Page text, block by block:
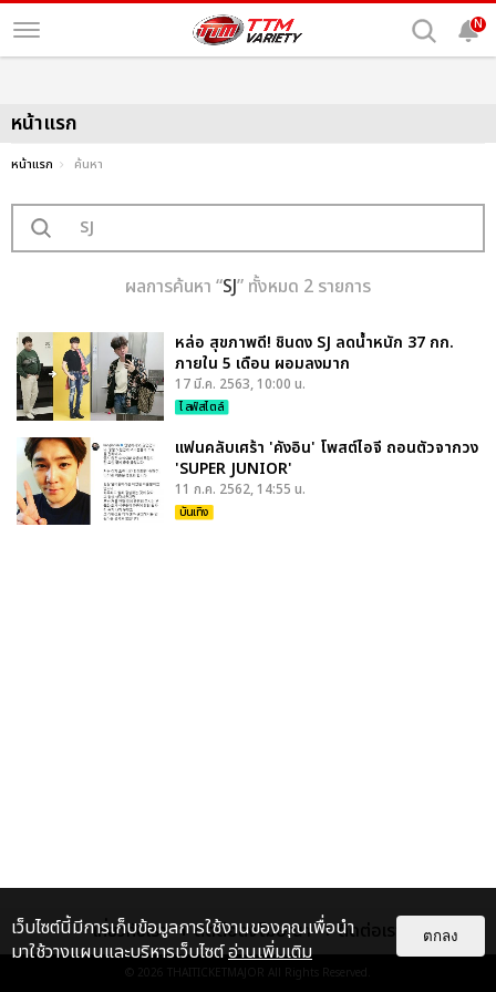
N
หน้าแรก
หน้าแรก ค้นหา
ผลการค้นหา “SJ” ทั้งหมด 2 รายการ
หล่อ สุขภาพดี! ชินดง SJ ลดน้ำหนัก 37 กก.
ภายใน 5 เดือน ผอมลงมาก
17 มี.ค. 2563, 10:00 น.
ไลฟ์สไตล์
แฟนคลับเศร้า 'คังอิน' โพสต์ไอจี ถอนตัวจากวง
'SUPER JUNIOR'
11 ก.ค. 2562, 14:55 น.
บันเทิง
เกี่ยวกับเรา ติดต่อลงโฆษณา ติดต่อเรา
© 2026 THAITICKETMAJOR All Rights Reserved.
เว็บไซต์นี้มีการเก็บข้อมูลการใช้งานของคุณเพื่อนำ
มาใช้วางแผนและบริหารเว็บไซต์อ่านเพิ่มเติม
ตกลง